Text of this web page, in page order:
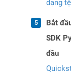
dạng
Bắt
SDK
đầu